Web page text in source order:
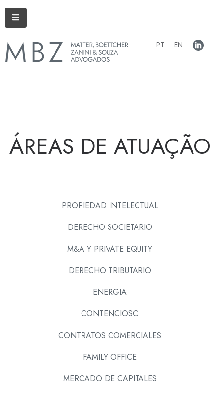
PT EN
ÁREAS DE ATUAÇÃO
PROPIEDAD INTELECTUAL
DERECHO SOCIETARIO
M&A Y PRIVATE EQUITY
DERECHO TRIBUTARIO
ENERGIA
CONTENCIOSO
CONTRATOS COMERCIALES
FAMILY OFFICE
MERCADO DE CAPITALES